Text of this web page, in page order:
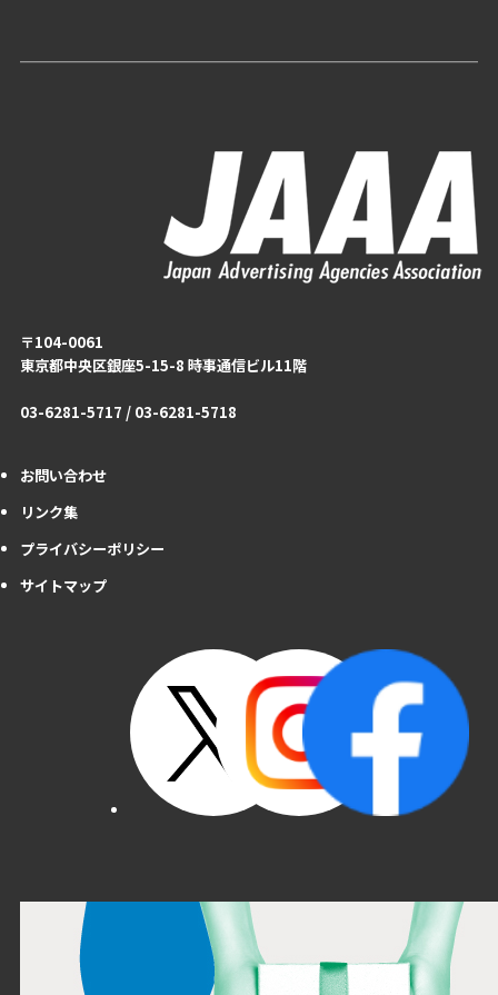
〒104-0061
東京都中央区銀座5-15-8 時事通信ビル11階
03-6281-5717 / 03-6281-5718
お問い合わせ
リンク集
プライバシーポリシー
サイトマップ